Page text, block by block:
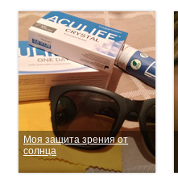
Моя защита зрения от
солнца